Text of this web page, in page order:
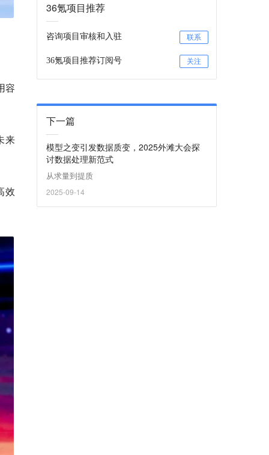
容
来
效
36氪项目推荐
咨询项目审核和入驻 联系
36氪项目推荐订阅号 关注
下一篇
模型之变引发数据质变，2025外滩大会探
讨数据处理新范式
从求量到提质
2025-09-14